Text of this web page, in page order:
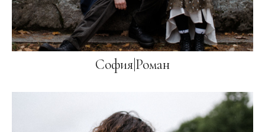
София|Роман